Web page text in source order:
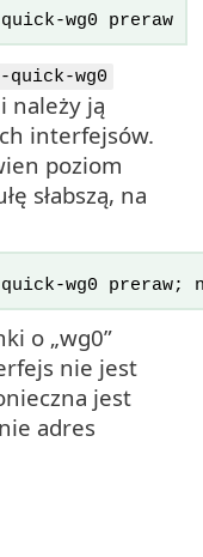
wg0 preraw
quick-wg0
należy ją
interfejsów.
poziom
słabszą, na
quick-wg0
o „wg0”
nie jest
jest
adres